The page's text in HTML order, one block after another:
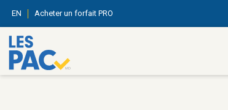
EN Acheter un forfait PRO